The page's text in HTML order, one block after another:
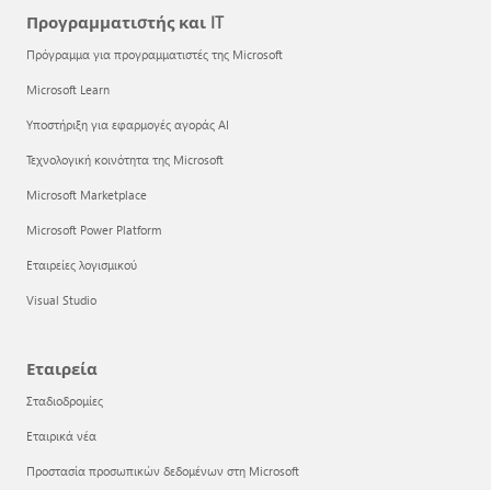
Προγραμματιστής και IT
Πρόγραμμα για προγραμματιστές της Microsoft
Microsoft Learn
Υποστήριξη για εφαρμογές αγοράς AI
Τεχνολογική κοινότητα της Microsoft
Microsoft Marketplace
Microsoft Power Platform
Εταιρείες λογισμικού
Visual Studio
Εταιρεία
Σταδιοδρομίες
Εταιρικά νέα
Προστασία προσωπικών δεδομένων στη Microsoft